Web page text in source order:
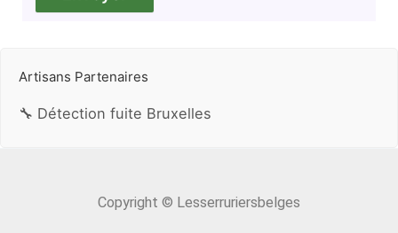
Artisans Partenaires
🔧 Détection fuite Bruxelles
Copyright © Lesserruriersbelges